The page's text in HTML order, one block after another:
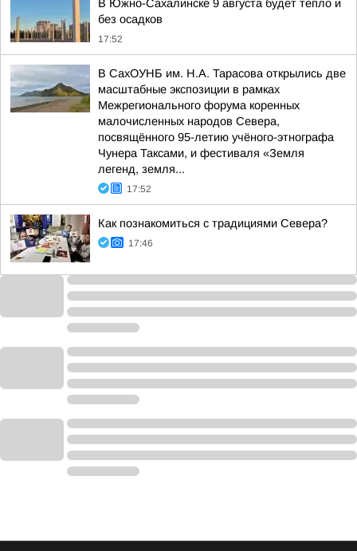
В Южно-Сахалинске 9 августа будет тепло и
без осадков
17:52
В СахОУНБ им. Н.А. Тарасова открылись две
масштабные экспозиции в рамках
Межрегионального форума коренных
малочисленных народов Севера,
посвящённого 95-летию учёного-этнографа
Чунера Таксами, и фестиваля «Земля
легенд, земля...
17:52
Как познакомиться с традициями Севера?
17:46